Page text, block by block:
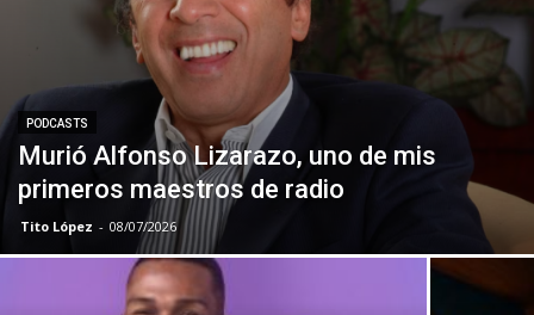
PODCASTS
Murió Alfonso Lizarazo, uno de mis
primeros maestros de radio
Tito López - 08/07/2026